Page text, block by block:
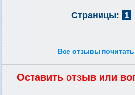
Страницы: 1
Все отзывы
Оставить отзыв или